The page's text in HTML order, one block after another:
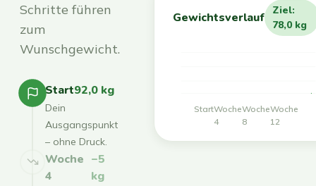
Schritte führen
zum
Wunschgewicht.
Start92,0 kg
Dein
Ausgangspunkt
– ohne Druck.
Woche
4
−5
kg
Gewichtsverlauf
Ziel:
78,0 kg
StartWoche
4
Woche
8
Woche
12